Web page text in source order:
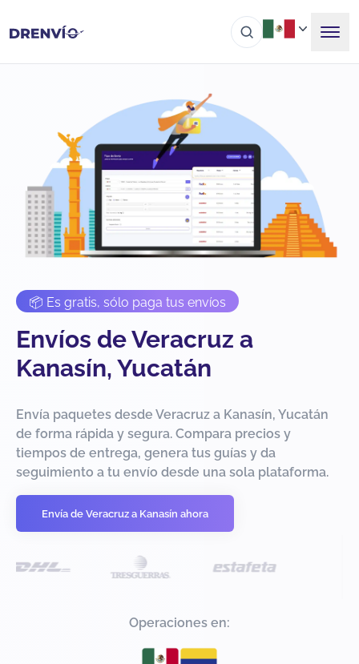
📦 Es gratis, sólo paga tus envíos
Envíos de Veracruz a
Kanasín, Yucatán
Envía paquetes desde Veracruz a Kanasín, Yucatán
de forma rápida y segura. Compara precios y
tiempos de entrega, genera tus guías y da
seguimiento a tu envío desde una sola plataforma.
Envía de Veracruz a Kanasín ahora
Operaciones en: